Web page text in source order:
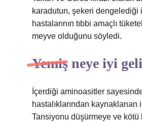
karadutun, şekeri dengelediği
hastalarının tıbbi amaçlı
meyve olduğunu söyledi.
Yemiş neye iyi
İçerdiği aminoasitler
hastalıklarından kaynaklanan
Tansiyonu düşürmeye ve kötü